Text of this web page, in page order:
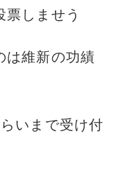
票しませう
は維新の功績
いまで受け付